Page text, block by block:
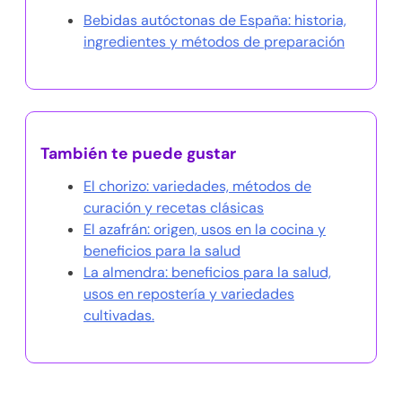
Bebidas autóctonas de España: historia,
ingredientes y métodos de preparación
También te puede gustar
El chorizo: variedades, métodos de
curación y recetas clásicas
El azafrán: origen, usos en la cocina y
beneficios para la salud
La almendra: beneficios para la salud,
usos en repostería y variedades
cultivadas.